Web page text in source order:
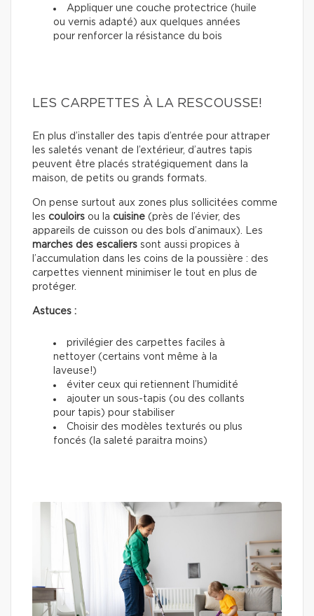
Appliquer une couche protectrice (huile
ou vernis adapté) aux quelques années
pour renforcer la résistance du bois
LES CARPETTES À LA RESCOUSSE!
En plus d’installer des tapis d’entrée pour attraper
les saletés venant de l’extérieur, d’autres tapis
peuvent être placés stratégiquement dans la
maison, de petits ou grands formats.
On pense surtout aux zones plus sollicitées comme
les couloirs ou la cuisine (près de l’évier, des
appareils de cuisson ou des bols d’animaux). Les
marches des escaliers sont aussi propices à
l’accumulation dans les coins de la poussière : des
carpettes viennent minimiser le tout en plus de
protéger.
Astuces :
privilégier des carpettes faciles à
nettoyer (certains vont même à la
laveuse!)
éviter ceux qui retiennent l’humidité
ajouter un sous-tapis (ou des collants
pour tapis) pour stabiliser
Choisir des modèles texturés ou plus
foncés (la saleté paraitra moins)